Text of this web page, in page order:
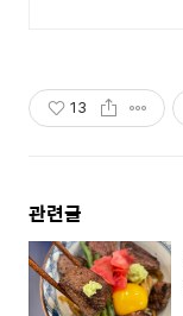
13
관련글